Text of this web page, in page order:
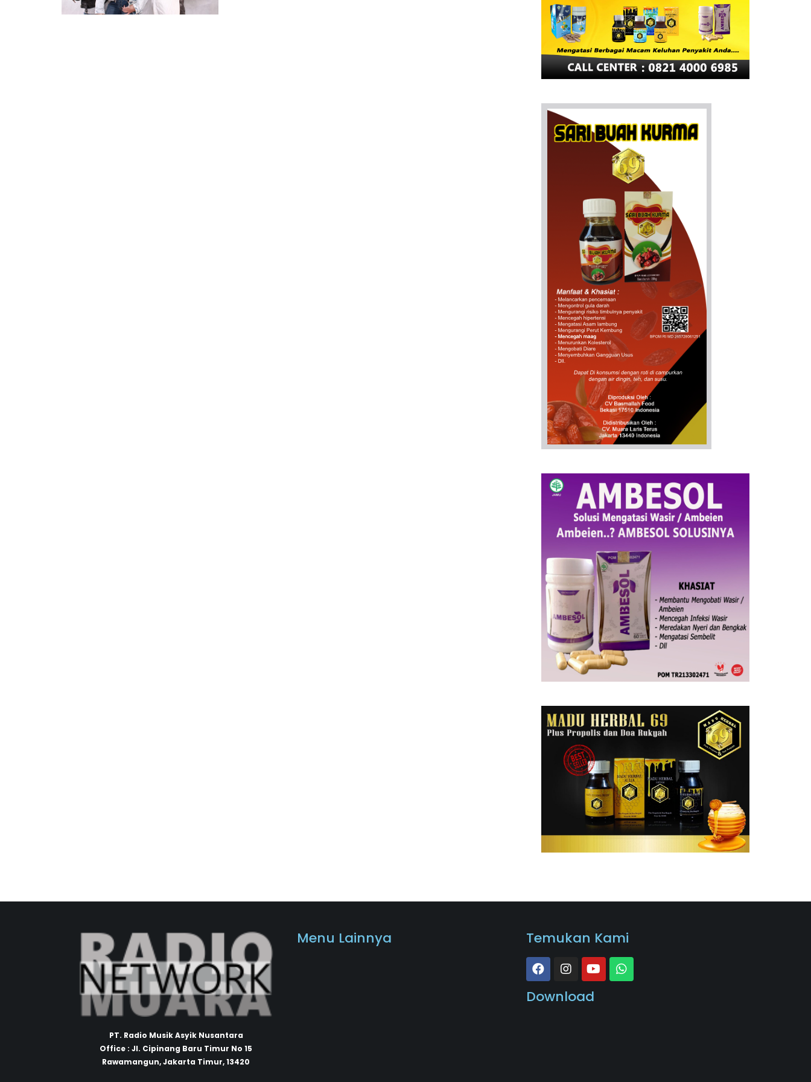
PT. Radio Musik Asyik Nusantara
Office : Jl. Cipinang Baru Timur No 15
Rawamangun, Jakarta Timur, 13420
Menu Lainnya Temukan Kami
Download